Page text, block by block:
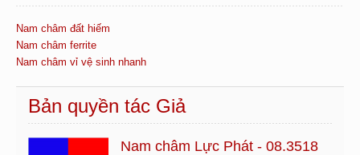
Nam châm đất hiếm
Nam châm ferrite
Nam châm vỉ vệ sinh nhanh
Bản quyền tác Giả
Nam châm Lực Phát - 08.3518